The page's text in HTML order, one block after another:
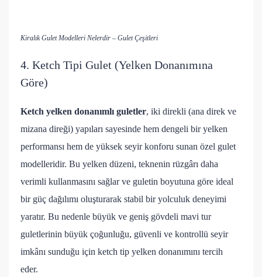
Kiralık Gulet Modelleri Nelerdir – Gulet Çeşitleri
4. Ketch Tipi Gulet (Yelken Donanımına
Göre)
Ketch yelken donanımlı guletler, iki direkli (ana direk ve
mizana direği) yapıları sayesinde hem dengeli bir yelken
performansı hem de yüksek seyir konforu sunan özel gulet
modelleridir. Bu yelken düzeni, teknenin rüzgârı daha
verimli kullanmasını sağlar ve guletin boyutuna göre ideal
bir güç dağılımı oluşturarak stabil bir yolculuk deneyimi
yaratır. Bu nedenle büyük ve geniş gövdeli mavi tur
guletlerinin büyük çoğunluğu, güvenli ve kontrollü seyir
imkânı sunduğu için ketch tip yelken donanımını tercih
eder.